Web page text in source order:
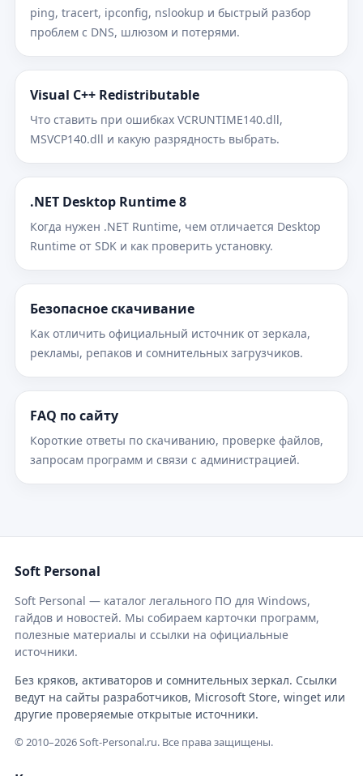
ping, tracert, ipconfig, nslookup и быстрый разбор
проблем с DNS, шлюзом и потерями.
Visual C++ Redistributable
Что ставить при ошибках VCRUNTIME140.dll,
MSVCP140.dll и какую разрядность выбрать.
.NET Desktop Runtime 8
Когда нужен .NET Runtime, чем отличается Desktop
Runtime от SDK и как проверить установку.
Безопасное скачивание
Как отличить официальный источник от зеркала,
рекламы, репаков и сомнительных загрузчиков.
FAQ по сайту
Короткие ответы по скачиванию, проверке файлов,
запросам программ и связи с администрацией.
Soft Personal
Soft Personal — каталог легального ПО для Windows,
гайдов и новостей. Мы собираем карточки программ,
полезные материалы и ссылки на официальные
источники.
Без кряков, активаторов и сомнительных зеркал. Ссылки
ведут на сайты разработчиков, Microsoft Store, winget или
другие проверяемые открытые источники.
© 2010–2026 Soft-Personal.ru. Все права защищены.